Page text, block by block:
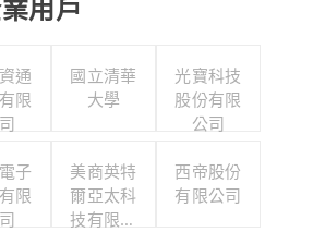
用戶
通
限
國立清華
大學
光寶科技
股份有限
公司
子
限
美商英特
爾亞太科
技有限公
西帝股份
有限公司